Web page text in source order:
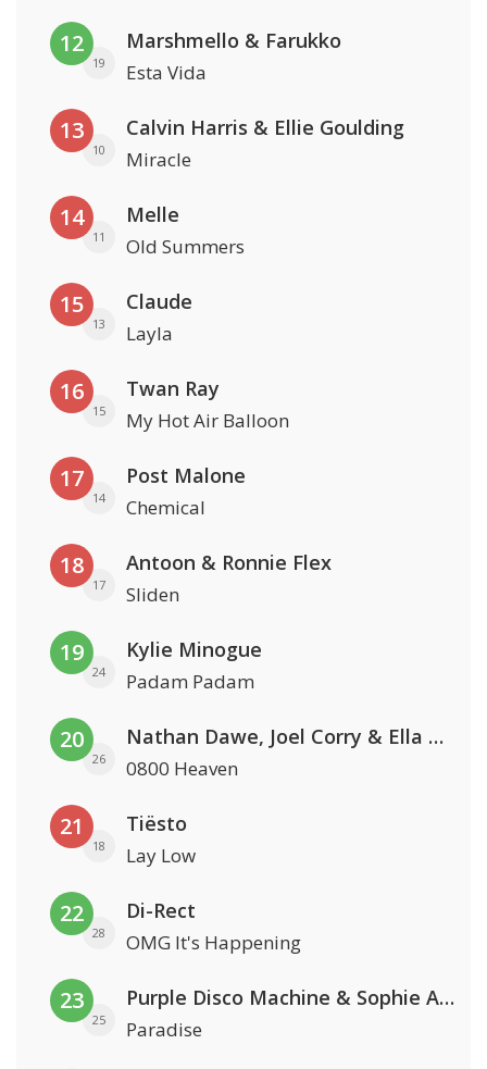
12
19
Marshmello & Farukko
Esta Vida
13
10
Calvin Harris & Ellie Goulding
Miracle
14
11
Melle
Old Summers
15
13
Claude
Layla
16
15
Twan Ray
My Hot Air Balloon
17
14
Post Malone
Chemical
18
17
Antoon & Ronnie Flex
Sliden
19
24
Kylie Minogue
Padam Padam
20
26
Nathan Dawe, Joel Corry & Ella Henderson
0800 Heaven
21
18
Tiësto
Lay Low
22
28
Di-Rect
OMG It's Happening
23
25
Purple Disco Machine & Sophie And The Giants
Paradise